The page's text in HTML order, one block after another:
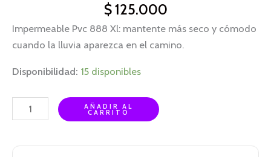
$125.000
Impermeable Pvc 888 Xl: mantente más seco y cómodo
cuando la lluvia aparezca en el camino.
Disponibilidad: 15 disponibles
AÑADIR AL
CARRITO